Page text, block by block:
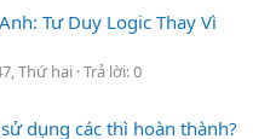
Tư Duy Logic Thay Vì
Thứ hai Trả lời: 0
dụng các thì hoàn thành?